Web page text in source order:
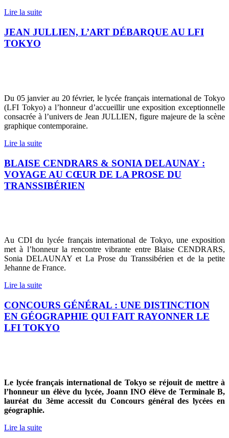
Lire la suite
JEAN JULLIEN, L’ART DÉBARQUE AU LFI
TOKYO
Du 05 janvier au 20 février, le lycée français international de Tokyo
(LFI Tokyo) a l’honneur d’accueillir une exposition exceptionnelle
consacrée à l’univers de Jean JULLIEN, figure majeure de la scène
graphique contemporaine.
Lire la suite
BLAISE CENDRARS & SONIA DELAUNAY :
VOYAGE AU CŒUR DE LA PROSE DU
TRANSSIBÉRIEN
Au CDI du lycée français international de Tokyo, une exposition
met à l’honneur la rencontre vibrante entre Blaise CENDRARS,
Sonia DELAUNAY et La Prose du Transsibérien et de la petite
Jehanne de France.
Lire la suite
CONCOURS GÉNÉRAL : UNE DISTINCTION
EN GÉOGRAPHIE QUI FAIT RAYONNER LE
LFI TOKYO
Le lycée français international de Tokyo se réjouit de mettre à
l’honneur un élève du lycée, Joann INO élève de Terminale B,
lauréat du 3ème accessit du Concours général des lycées en
géographie.
Lire la suite